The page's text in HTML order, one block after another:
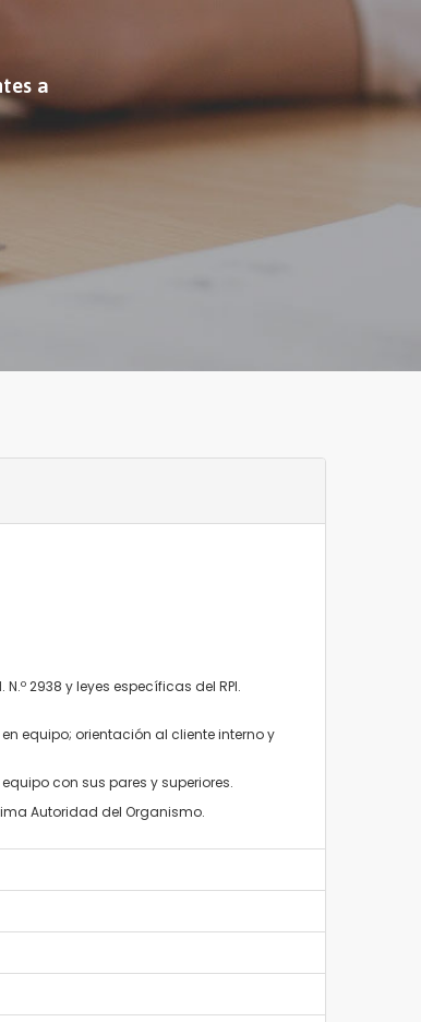
a
N.º 2938 y leyes específicas del RPI.
equipo; orientación al cliente interno y
con sus pares y superiores.
Autoridad del Organismo.